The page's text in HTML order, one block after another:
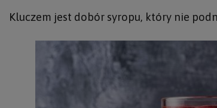
Kluczem jest dobór syropu, który nie